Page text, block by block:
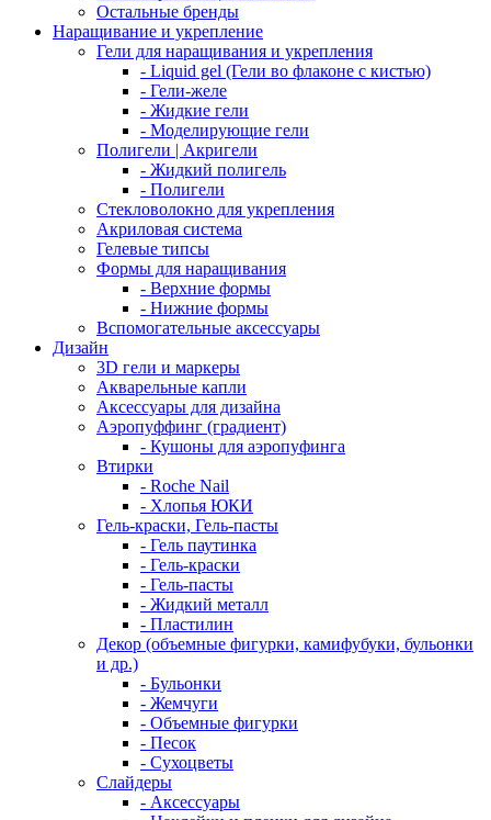
Остальные бренды
Наращивание и укрепление
Гели для наращивания и укрепления
- Liquid gel (Гели во флаконе с кистью)
- Гели-желе
- Жидкие гели
- Моделирующие гели
Полигели | Акригели
- Жидкий полигель
- Полигели
Стекловолокно для укрепления
Акриловая система
Гелевые типсы
Формы для наращивания
- Верхние формы
- Нижние формы
Вспомогательные аксессуары
Дизайн
3D гели и маркеры
Акварельные капли
Аксессуары для дизайна
Аэропуффинг (градиент)
- Кушоны для аэропуфинга
Втирки
- Roche Nail
- Хлопья ЮКИ
Гель-краски, Гель-пасты
- Гель паутинка
- Гель-краски
- Гель-пасты
- Жидкий металл
- Пластилин
Декор (объемные фигурки, камифубуки, бульонки
и др.)
- Бульонки
- Жемчуги
- Объемные фигурки
- Песок
- Сухоцветы
Слайдеры
- Аксессуары